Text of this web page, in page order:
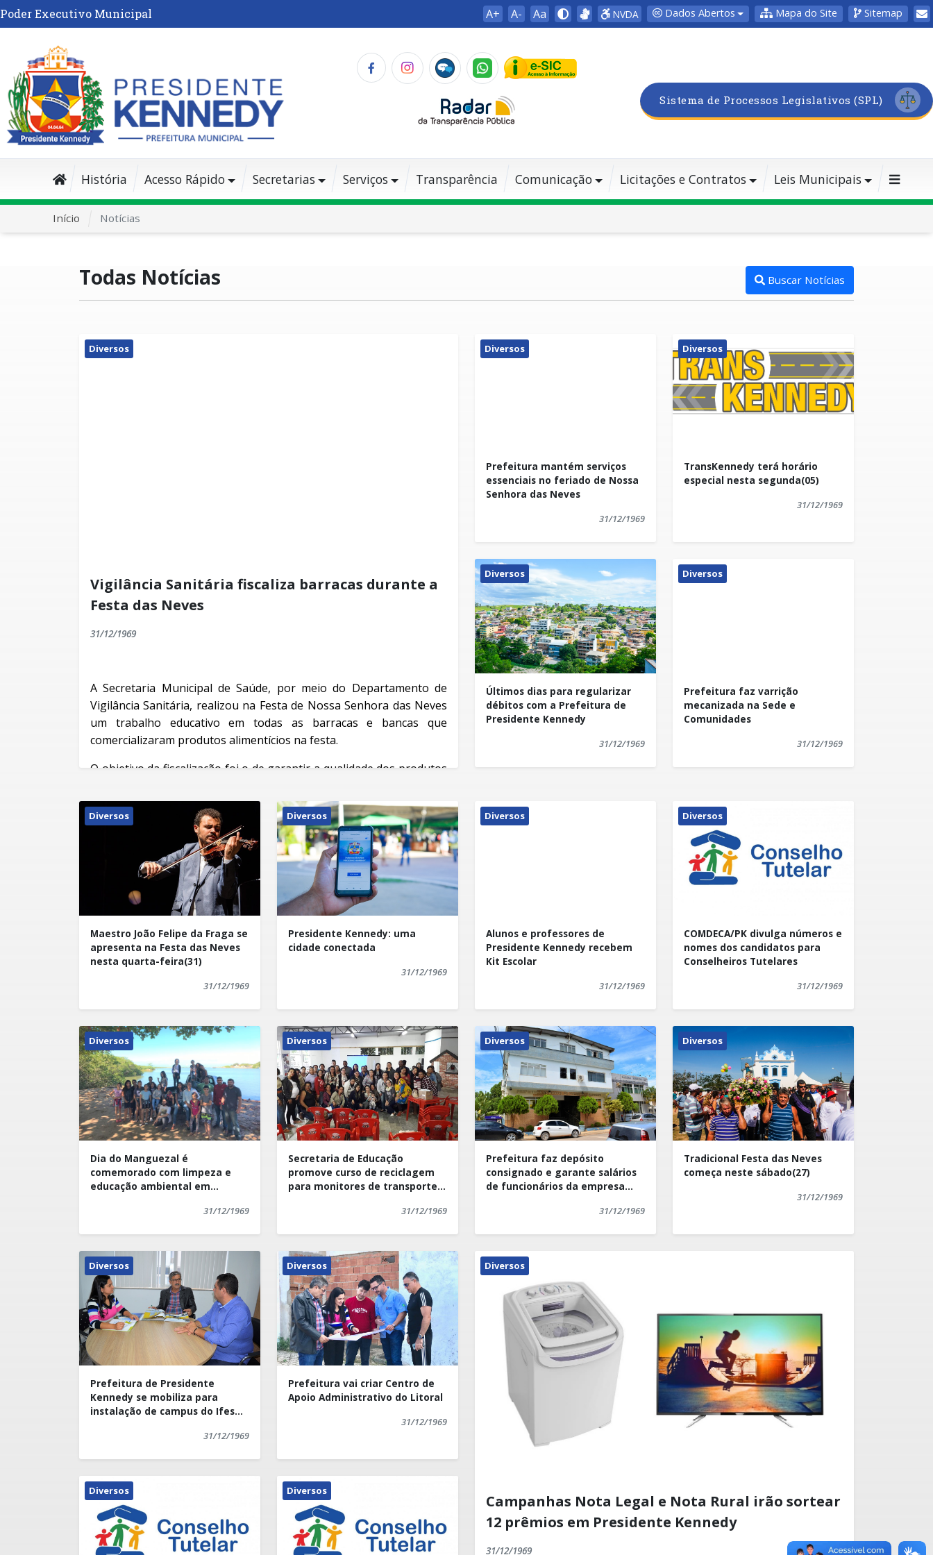
Poder Executivo Municipal A+ A- Aa NVDA Dados Abertos Mapa do Site Sitemap
Sistema de Processos Legislativos (SPL)
História Acesso Rápido Secretarias Serviços Transparência Comunicação Licitações e Contratos Leis Municipais
Início Notícias
Todas Notícias Buscar Notícias
Diversos
Vigilância Sanitária fiscaliza barracas durante a
Festa das Neves
31/12/1969
A Secretaria Municipal de Saúde, por meio do Departamento de
Vigilância Sanitária, realizou na Festa de Nossa Senhora das Neves
um trabalho educativo em todas as barracas e bancas que
comercializaram produtos alimentícios na festa.
O objetivo da fiscalização foi o de garantir a qualidade dos produtos
acondicionamento dos alimentos como frutas, salgados, refeições,
entre outros.
Segundo a coordenadora da Vigilância Sanitária, Janaina Stulzer, um
dos objetivos da fiscalização foi o de proteger a saúde da população
presente na festa.
Na visitas, os fiscais entregaram um livro "Guia de Alimentos e
Vigilância Sanitária", no qual se orienta sobre a manipulação dos
alimentos.
Diversos
Prefeitura mantém serviços
essenciais no feriado de Nossa
Senhora das Neves
31/12/1969
Diversos
TransKennedy terá horário
especial nesta segunda(05)
31/12/1969
Diversos
Últimos dias para regularizar
débitos com a Prefeitura de
Presidente Kennedy
31/12/1969
Diversos
Prefeitura faz varrição
mecanizada na Sede e
Comunidades
31/12/1969
Diversos
Maestro João Felipe da Fraga se
apresenta na Festa das Neves
nesta quarta-feira(31)
31/12/1969
Diversos
Presidente Kennedy: uma
cidade conectada
31/12/1969
Diversos
Alunos e professores de
Presidente Kennedy recebem
Kit Escolar
31/12/1969
Diversos
COMDECA/PK divulga números e
nomes dos candidatos para
Conselheiros Tutelares
31/12/1969
Diversos
Dia do Manguezal é
comemorado com limpeza e
educação ambiental em
31/12/1969
Diversos
Secretaria de Educação
promove curso de reciclagem
para monitores de transporte
31/12/1969
Diversos
Prefeitura faz depósito
consignado e garante salários
de funcionários da empresa
31/12/1969
Diversos
Tradicional Festa das Neves
começa neste sábado(27)
31/12/1969
Diversos
Prefeitura de Presidente
Kennedy se mobiliza para
instalação de campus do Ifes
31/12/1969
Diversos
Prefeitura vai criar Centro de
Apoio Administrativo do Litoral
31/12/1969
Diversos Diversos
Diversos
Campanhas Nota Legal e Nota Rural irão sortear
12 prêmios em Presidente Kennedy
31/12/1969